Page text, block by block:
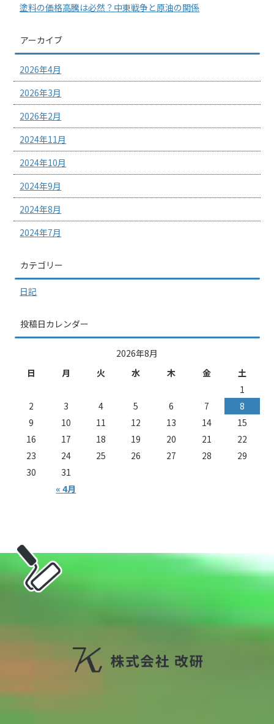
塗料の価格高騰は必然？中東戦争と原油の関係
アーカイブ
2026年4月
2026年3月
2026年2月
2024年11月
2024年10月
2024年9月
2024年8月
2024年7月
カテゴリー
日記
投稿日カレンダー
2026年8月
日
月 火 水 木 金 土
« 4月
1
2
3 4 5 6 7
8
9
10 11 12 13 14
15
16
17 18 19 20 21
22
23
24 25 26 27 28
29
30
31